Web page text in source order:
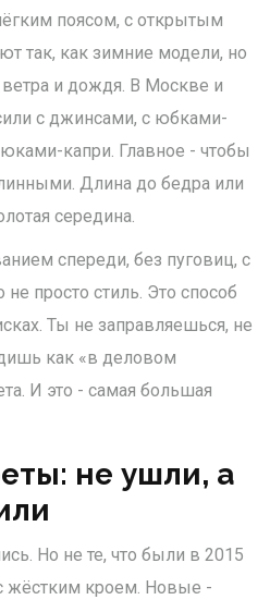
поясом, с открытым
так, как зимние модели, но
и дождя. В Москве и
с джинсами, с юбками-
капри. Главное - чтобы
Длина до бедра или
середина.
спереди, без пуговиц, с
просто стиль. Это способ
Ты не заправляешься, не
как «в деловом
И это - самая большая
не ушли, а
Но не те, что были в 2015
жёстким кроем. Новые -